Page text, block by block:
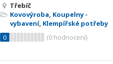
Třebíč
Kovovýroba, Koupelny -
vybavení, Klempířské potřeby
0
(0 hodnocení)